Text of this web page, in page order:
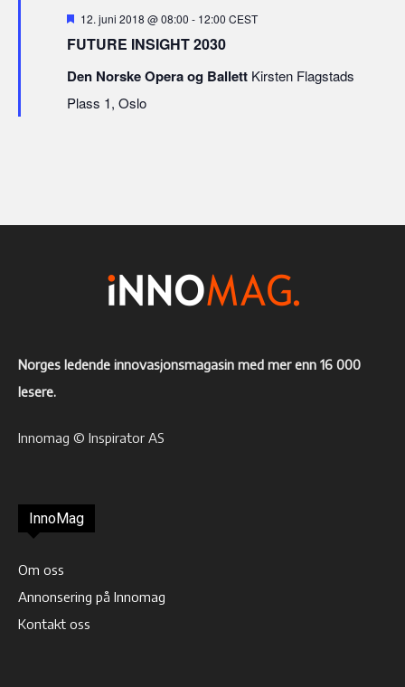
Fremhevet
12. juni 2018 @ 08:00 - 12:00 CEST
FUTURE INSIGHT 2030
Den Norske Opera og Ballett Kirsten Flagstads
Plass 1, Oslo
Norges ledende innovasjonsmagasin med mer enn 16 000
lesere.
Innomag © Inspirator AS
InnoMag
Om oss
Annonsering på Innomag
Kontakt oss